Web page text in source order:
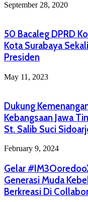
September 28, 2020
50 Bacaleg DPRD
Kota Surabaya
Presiden
May 11, 2023
Dukung
Kebangsaan Jawa
St. Salib Suci
February 9, 2024
Gelar
Generasi Muda
Berkreasi Di